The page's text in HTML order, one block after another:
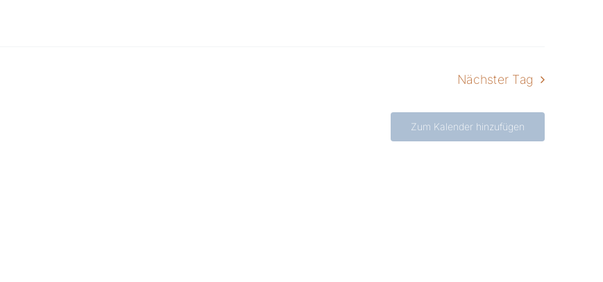
Nächster Tag
Zum Kalender hinzufügen